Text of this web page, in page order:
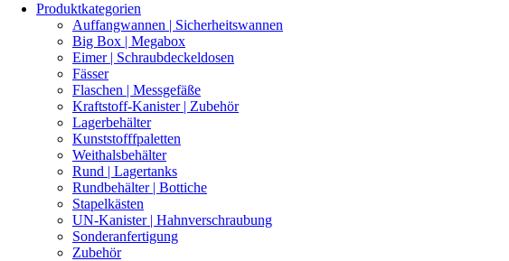
Produktkategorien
Auffangwannen | Sicherheitswannen
Big Box | Megabox
Eimer | Schraubdeckeldosen
Fässer
Flaschen | Messgefäße
Kraftstoff-Kanister | Zubehör
Lagerbehälter
Kunststofffpaletten
Weithalsbehälter
Rund | Lagertanks
Rundbehälter | Bottiche
Stapelkästen
UN-Kanister | Hahnverschraubung
Sonderanfertigung
Zubehör